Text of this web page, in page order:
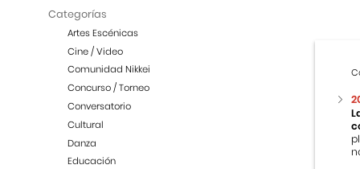
Categorías
Artes Escénicas
Cine / Video
Comunidad Nikkei
Concurso / Torneo
Conversatorio
Cultural
Danza
Educación